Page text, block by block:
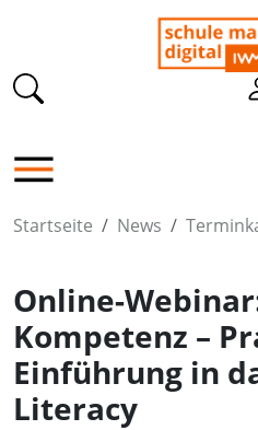
Startseite News
Online-
Kompetenz –
Einführung in
Literacy